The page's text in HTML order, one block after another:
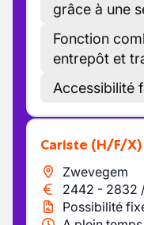
grâce à une
Fonction
entrepôt et
Accessibilité
Cariste (H/F/X)
Zwevegem
2442 - 2832
Possibilité